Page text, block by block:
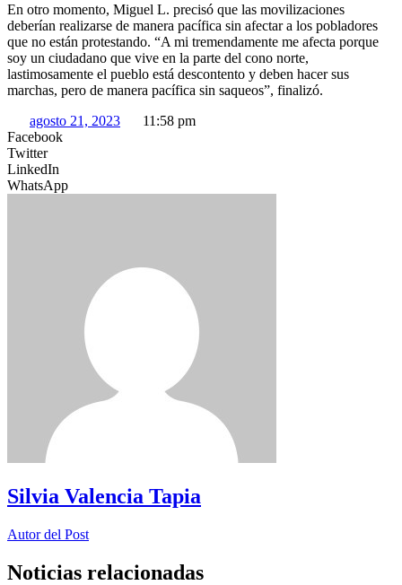
En otro momento, Miguel L. precisó que las movilizaciones
deberían realizarse de manera pacífica sin afectar a los pobladores
que no están protestando. “A mi tremendamente me afecta porque
soy un ciudadano que vive en la parte del cono norte,
lastimosamente el pueblo está descontento y deben hacer sus
marchas, pero de manera pacífica sin saqueos”, finalizó.
agosto 21, 2023
11:58 pm
Facebook
Twitter
LinkedIn
WhatsApp
Silvia Valencia Tapia
Autor del Post
Noticias relacionadas